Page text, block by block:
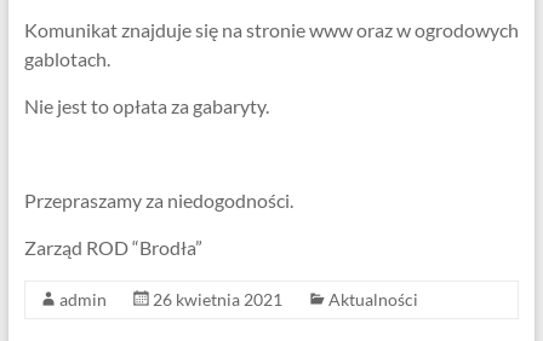
Komunikat znajduje się na stronie www oraz w ogrodowych
gablotach.
Nie jest to opłata za gabaryty.
Przepraszamy za niedogodności.
Zarząd ROD “Brodła”
admin 26 kwietnia 2021 Aktualności